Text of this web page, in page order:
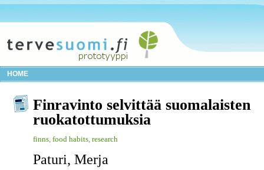
HOME
Finravinto selvittää suomalaisten
ruokatottumuksia
finns food habits research
Paturi, Merja